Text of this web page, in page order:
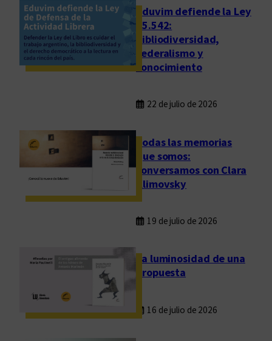
o
l
í
i
,
e
a
V
i
s
i
t
e
r
a
a
Eduvim defiende la Ley
25.542:
bibliodiversidad,
federalismo y
conocimiento
22 de julio de 2026
Todas las memorias
que somos:
conversamos con Clara
Klimovsky
19 de julio de 2026
La luminosidad de una
propuesta
16 de julio de 2026